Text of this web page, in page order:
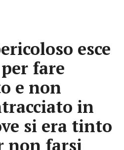
esce
fare
e non
in
si era tinto
non farsi